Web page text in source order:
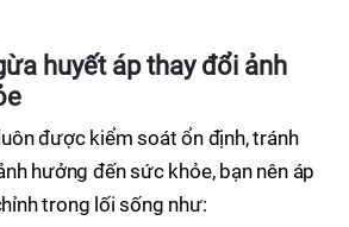
huyết áp thay đổi ảnh
được kiểm soát ổn định, tránh
hưởng đến sức khỏe, bạn nên áp
trong lối sống như: